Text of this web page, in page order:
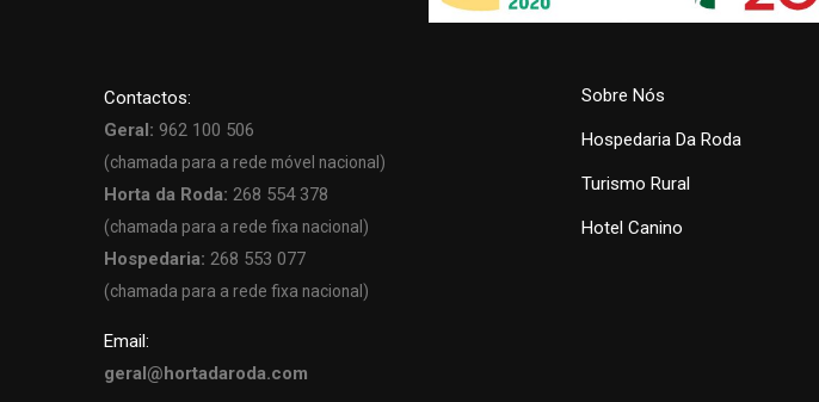
Contactos:
Geral: 962 100 506
(chamada para a rede móvel nacional)
Horta da Roda: 268 554 378
(chamada para a rede fixa nacional)
Hospedaria: 268 553 077
(chamada para a rede fixa nacional)
Email:
geral@hortadaroda.com
Sobre Nós
Hospedaria Da Roda
Turismo Rural
Hotel Canino